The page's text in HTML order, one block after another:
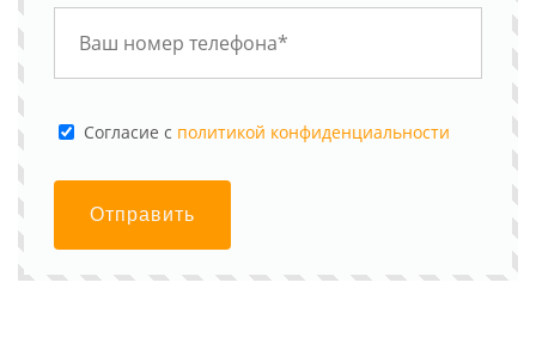
Cогласие с политикой конфиденциальности
Отправить